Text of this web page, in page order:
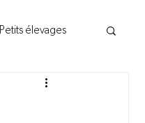
Petits élevages